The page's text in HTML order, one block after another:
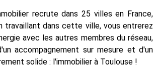
recrute dans 25 villes en France,
travaillant dans cette ville, vous entrerez
avec les autres membres du réseau,
accompagnement sur mesure et d'un
solide : l'immobilier à Toulouse !